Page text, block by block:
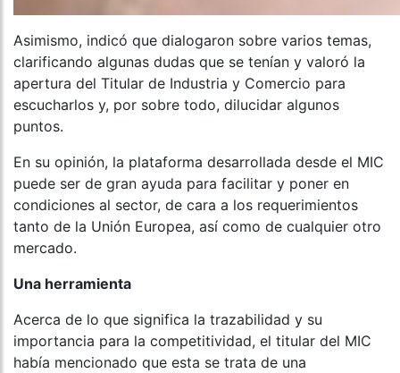
Asimismo, indicó que dialogaron sobre varios temas,
clarificando algunas dudas que se tenían y valoró la
apertura del Titular de Industria y Comercio para
escucharlos y, por sobre todo, dilucidar algunos
puntos.
En su opinión, la plataforma desarrollada desde el MIC
puede ser de gran ayuda para facilitar y poner en
condiciones al sector, de cara a los requerimientos
tanto de la Unión Europea, así como de cualquier otro
mercado.
Una herramienta
Acerca de lo que significa la trazabilidad y su
importancia para la competitividad, el titular del MIC
había mencionado que esta se trata de una